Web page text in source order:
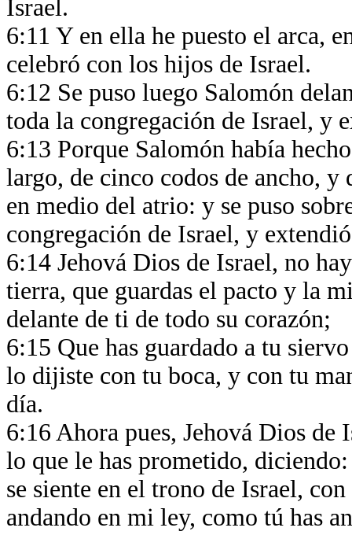
Israel.
6:11 Y en ella he puesto el arca,
celebró con los hijos de Israel.
6:12 Se puso luego Salomón
toda la congregación de Israel, y
6:13 Porque Salomón había
largo, de cinco codos de ancho, y
en medio del atrio: y se puso
congregación de Israel, y
6:14 Jehová Dios de Israel, no
tierra, que guardas el pacto y la
delante de ti de todo su corazón;
6:15 Que has guardado a tu
lo dijiste con tu boca, y con tu
día.
6:16 Ahora pues, Jehová Dios
lo que le has prometido,
se siente en el trono de Israel,
andando en mi ley, como tú has